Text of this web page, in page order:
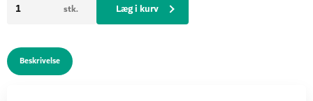
stk. Læg i kurv
Beskrivelse